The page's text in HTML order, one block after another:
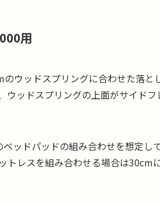
用
ッドスプリングに合わせた落と
ウッドスプリングの上面がサイド
ッドパッドの組み合わせを想定し
トレスを組み合わせる場合は30cm